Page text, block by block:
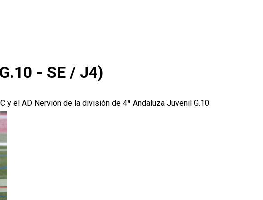
- SE / J4)
el AD Nervión de la división de 4ª Andaluza Juvenil G.10